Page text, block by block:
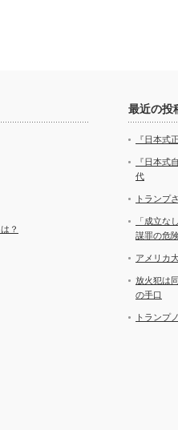
？
最近の投
『日本式
『日本式
代
トランプ
「成立な
謀罪の危
アメリカ
放火犯は
の手口
トランプ